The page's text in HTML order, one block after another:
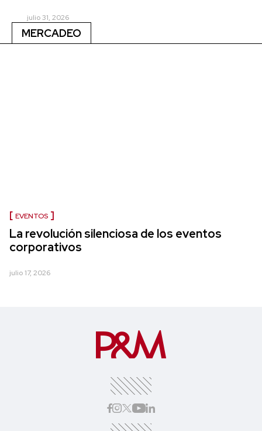
julio 31, 2026
MERCADEO
EVENTOS
La revolución silenciosa de los eventos
corporativos
julio 17, 2026